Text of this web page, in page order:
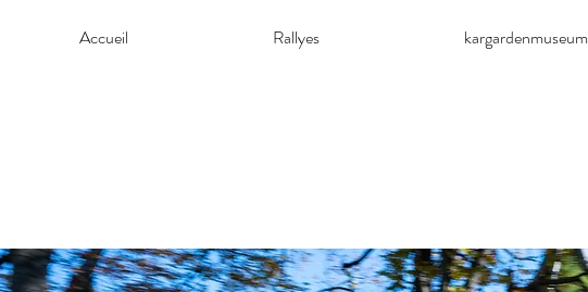
Accueil Rallyes kargardenmuseum